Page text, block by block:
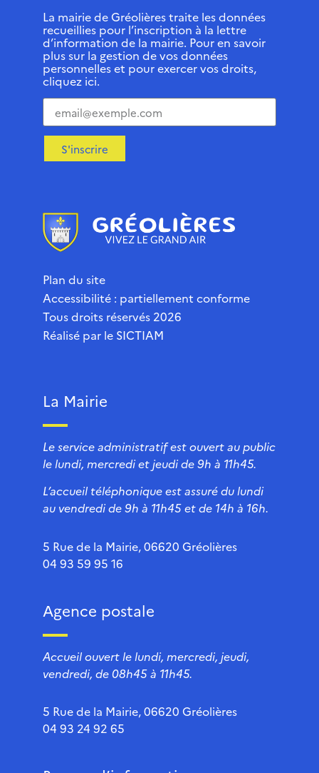
La mairie de Gréolières traite les données
recueillies pour l’inscription à la lettre
d’information de la mairie. Pour en savoir
plus sur la gestion de vos données
personnelles et pour exercer vos droits,
cliquez ici.
S'inscrire
Plan du site
Accessibilité : partiellement conforme
Tous droits réservés 2026
Réalisé par le SICTIAM
La Mairie
Le service administratif est ouvert au public
le lundi, mercredi et jeudi de 9h à 11h45.
L’accueil téléphonique est assuré du lundi
au vendredi de 9h à 11h45 et de 14h à 16h.
5 Rue de la Mairie, 06620 Gréolières
04 93 59 95 16
Agence postale
Accueil ouvert le lundi, mercredi, jeudi,
vendredi, de 08h45 à 11h45.
5 Rue de la Mairie, 06620 Gréolières
04 93 24 92 65